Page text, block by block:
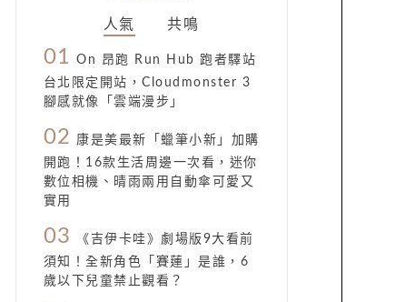
人氣 共鳴
01 On 昂跑 Run Hub 跑者驛站
台北限定開站，Cloudmonster 3
腳感就像「雲端漫步」
02
康是美最新「蠟筆小新」加購
開跑！16款生活周邊一次看，迷你
數位相機、晴雨兩用自動傘可愛又
實用
03
《吉伊卡哇》劇場版9大看前
須知！全新角色「賽蓮」是誰，6
歲以下兒童禁止觀看？